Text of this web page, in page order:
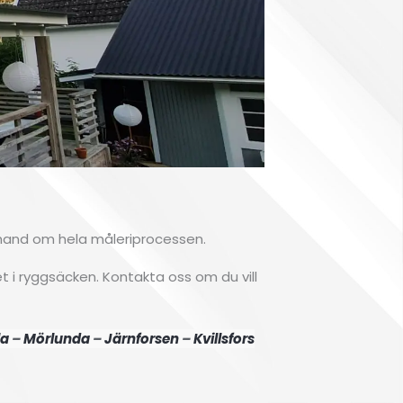
om hela måleriprocessen.
ryggsäcken. Kontakta oss om du vill
–Mörlunda–Järnforsen–Kvillsfors